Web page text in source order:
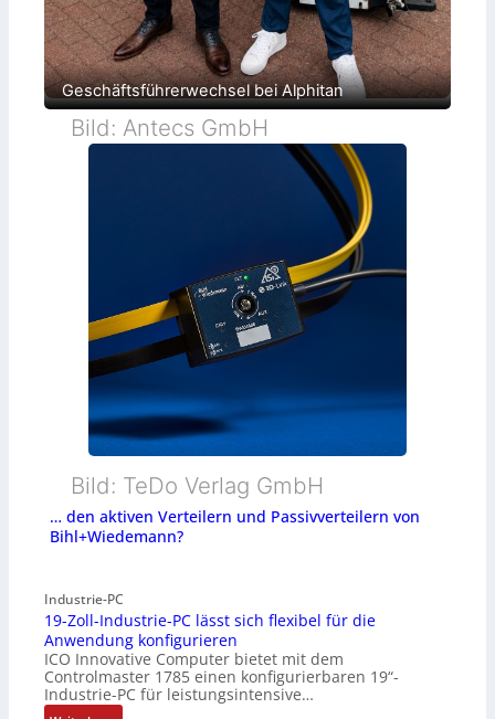
Geschäftsführerwechsel bei Alphitan
Bild: Antecs GmbH
Bild: TeDo Verlag GmbH
… den aktiven Verteilern und Passivverteilern von
Bihl+Wiedemann?
Industrie-PC
19-Zoll-Industrie-PC lässt sich flexibel für die
Anwendung konfigurieren
ICO Innovative Computer bietet mit dem
Controlmaster 1785 einen konfigurierbaren 19“-
Industrie-PC für leistungsintensive…